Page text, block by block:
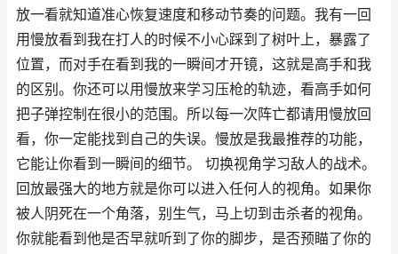
放一看就知道准心恢复速度和移动节奏的问题。我有一回
用慢放看到我在打人的时候不小心踩到了树叶上，暴露了
位置，而对手在看到我的一瞬间才开镜，这就是高手和我
的区别。你还可以用慢放来学习压枪的轨迹，看高手如何
把子弹控制在很小的范围。所以每一次阵亡都请用慢放回
看，你一定能找到自己的失误。慢放是我最推荐的功能，
它能让你看到一瞬间的细节。 切换视角学习敌人的战术。
回放最强大的地方就是你可以进入任何人的视角。如果你
被人阴死在一个角落，别生气，马上切到击杀者的视角。
你就能看到他是否早就听到了你的脚步，是否预瞄了你的